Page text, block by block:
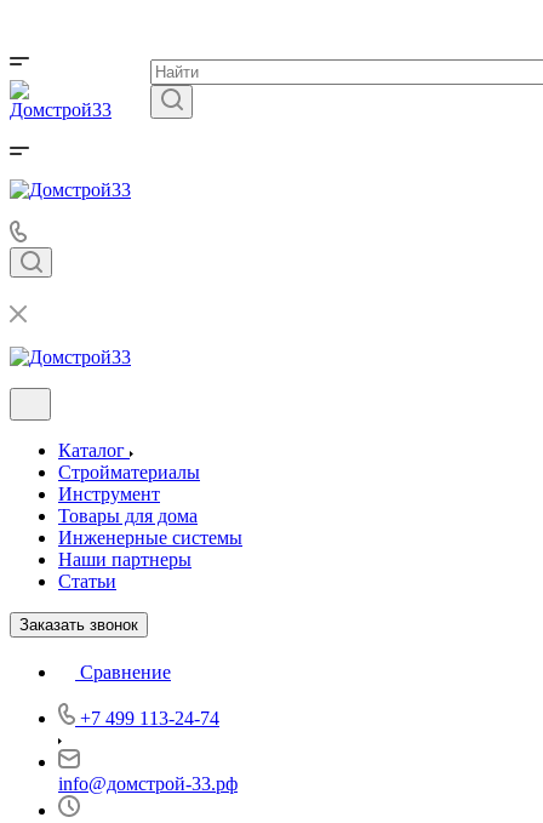
Каталог
Стройматериалы
Инструмент
Товары для дома
Инженерные системы
Наши партнеры
Статьи
Заказать звонок
Сравнение
+7 499 113-24-74
info@домстрой-33.рф